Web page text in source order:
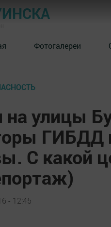
Фотогалереи
на улицы
ГИБДД
С какой
- 12:45